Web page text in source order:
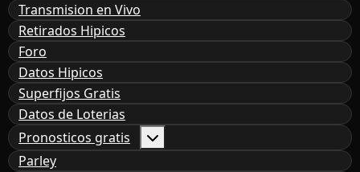
Transmision en Vivo
Retirados Hipicos
Foro
Datos Hipicos
Superfijos Gratis
Datos de Loterias
Pronosticos gratis
Parley